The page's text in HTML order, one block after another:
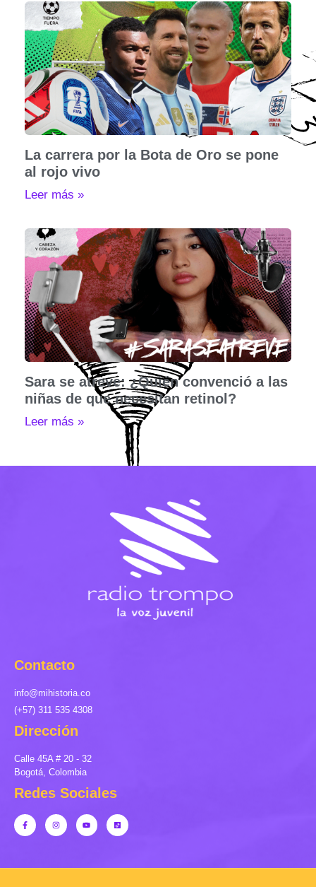
La carrera por la Bota de Oro se pone
al rojo vivo
Leer más »
Sara se atreve: ¿Quién convenció a las
niñas de que necesitan retinol?
Leer más »
Contacto
info@mihistoria.co
(+57) 311 535 4308
Dirección
Calle 45A # 20 - 32
Bogotá, Colombia
Redes Sociales